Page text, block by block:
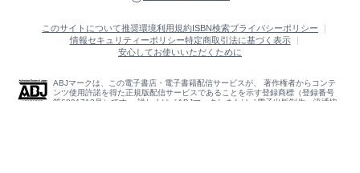
このサイトについて推奨環境利用規約 ISBN検索プライバシーポリシー
情報セキュリティーポリシー特定商取引法に基づく表示
安心してお使いいただくために
ABJマークは、この電子書店・電子書籍配信サービスが、 著作権者からコンテ
ンツ使用許諾を得た正規版配信サービスであることを示す登録商標（登録番号
第6091713号）です。 詳しくは［ABJマーク］または［電子出版制作・流通協